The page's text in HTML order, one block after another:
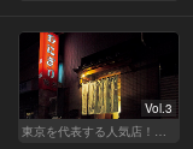
Vol.3
東京を代表する人気店！ほかほか絶品おにぎり